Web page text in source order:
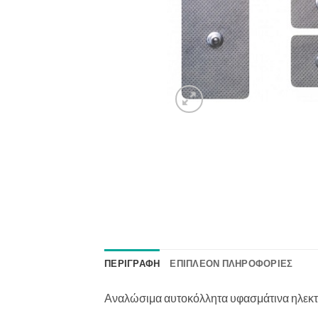
ΠΕΡΙΓΡΑΦΉ ΕΠΙΠΛΈΟΝ ΠΛΗΡΟΦΟΡΊΕΣ
Αναλώσιμα αυτοκόλλητα υφασμάτινα